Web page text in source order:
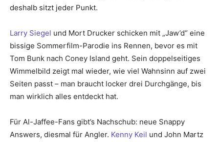
deshalb sitzt jeder Punkt.
Larry Siegel und Mort Drucker schicken mit „Jaw’d“ eine
bissige Sommerfilm-Parodie ins Rennen, bevor es mit
Tom Bunk nach Coney Island geht. Sein doppelseitiges
Wimmelbild zeigt mal wieder, wie viel Wahnsinn auf zwei
Seiten passt – man braucht locker drei Durchgänge, bis
man wirklich alles entdeckt hat.
Für Al-Jaffee-Fans gibt’s Nachschub: neue Snappy
Answers, diesmal für Angler. Kenny Keil und John Martz